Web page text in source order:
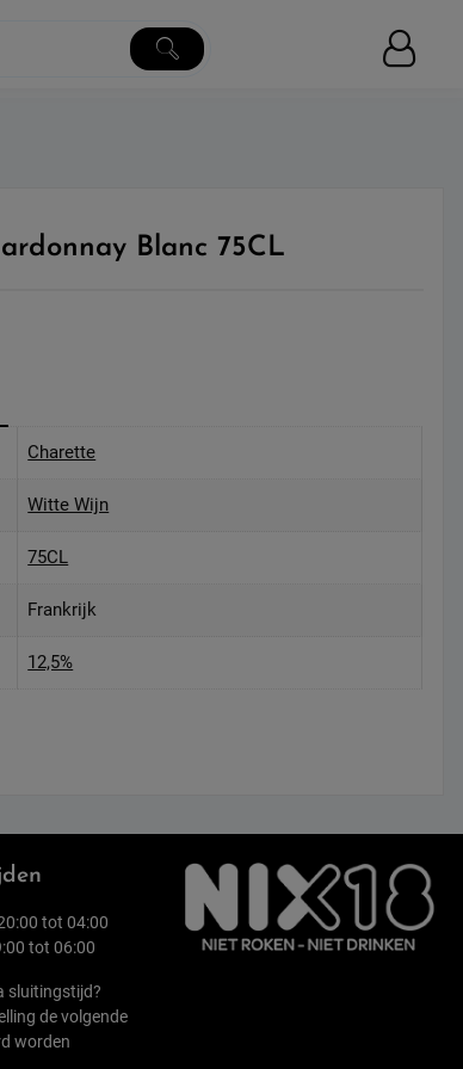
Blanc 75CL
Charette
Witte Wijn
75CL
Frankrijk
12,5%
tot 04:00
tot 06:00
sluitingstijd?
de volgende
worden